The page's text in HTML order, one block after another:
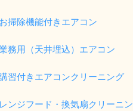
掃除機能付きエアコン
務用（天井埋込）エアコン
習付きエアコンクリーニング
ンジフード・換気扇クリーニン